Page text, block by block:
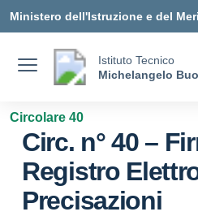
Ministero dell'Istruzione e del
Istituto Tecnico
Michelangelo
Circolare 40
Circ. n° 40 –
Registro
Precisazioni